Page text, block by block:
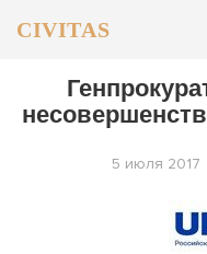
CIVITAS
ОБЩЕСТВО
5 июля 2017